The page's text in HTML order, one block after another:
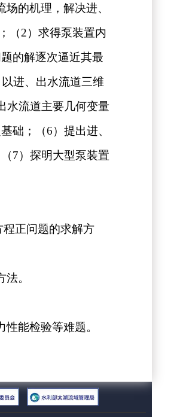
的机理，解决进、
（2）求得泵装置内
的解逐次逼近其最
以进、出水流道三维
水流道主要几何变量
础；（6）提出进、
7）探明大型泵装置
程正问题的求解方
。
能检验等难题。